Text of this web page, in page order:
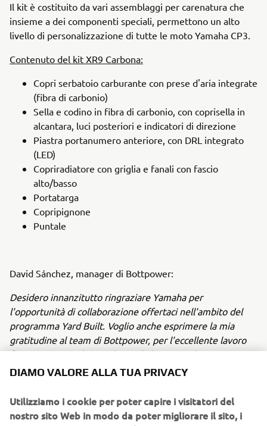
Il kit è costituito da vari assemblaggi per carenatura che
insieme a dei componenti speciali, permettono un alto
livello di personalizzazione di tutte le moto Yamaha CP3.
Contenuto del kit XR9 Carbona:
Copri serbatoio carburante con prese d'aria integrate
(fibra di carbonio)
Sella e codino in fibra di carbonio, con coprisella in
alcantara, luci posteriori e indicatori di direzione
Piastra portanumero anteriore, con DRL integrato
(LED)
Copriradiatore con griglia e fanali con fascio
alto/basso
Portatarga
Copripignone
Puntale
David Sánchez, manager di Bottpower:
Desidero innanzitutto ringraziare Yamaha per
l'opportunità di collaborazione offertaci nell'ambito del
programma Yard Built. Voglio anche esprimere la mia
gratitudine al team di Bottpower, per l'eccellente lavoro
fatto, progettando e realizzando la XR9 Carbona.
La partecipazione al programma Yard Built ci metteva
progettare una moto "cool" e veloce e la seconda quella di
creare un kit "plug-and-play", facile da produrre, per
DIAMO VALORE ALLA TUA PRIVACY
Utilizziamo i cookie per poter capire i visitatori del
nostro sito Web in modo da poter migliorare il sito, i